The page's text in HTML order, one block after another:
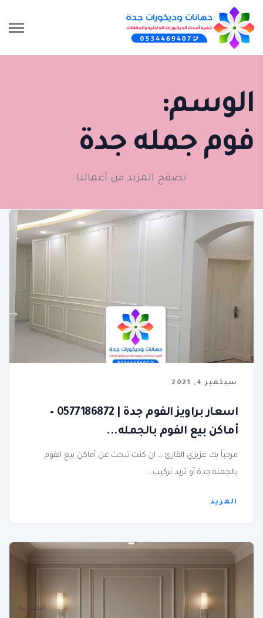
الوسم:
فوم جمله جدة
تصفح المزيد من أعمالنا
سبتمبر 4, 2021
اسعار براويز الفوم جدة | 0577186872 –
أماكن بيع الفوم بالجمله...
مرحباً بك عزيزي القارئ ،، ان كنت تبحث عن أماكن بيع الفوم
بالجمله جدة أو تريد تركيب...
المزيد
اتصل بنا